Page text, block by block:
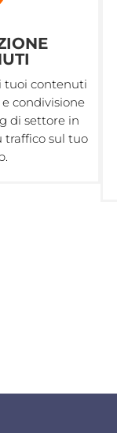
tuoi contenuti
condivisione
di settore in
traffico sul tuo